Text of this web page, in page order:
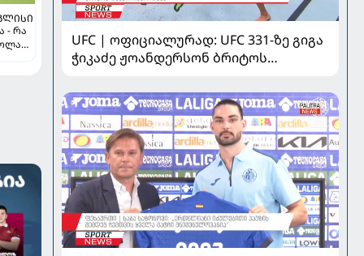
- რა
UFC | ოფიციალურად: UFC 331-ზე გიგა
ჭიკაძე ჟოანდერსონ ბრიტოს